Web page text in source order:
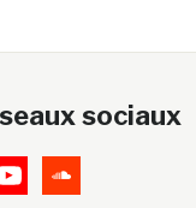
sociaux